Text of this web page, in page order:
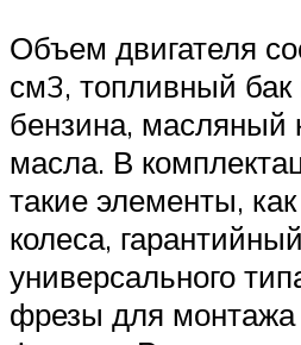
Объем двигателя
см3, топливный
бензина, масляный
масла. В
такие элементы,
колеса,
универсального
фрезы для монтажа